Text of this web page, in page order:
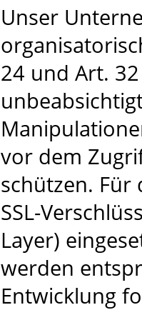
Unser
24 und Art.
vor dem
schützen.
SSL-
Layer)
werden
Entwicklung